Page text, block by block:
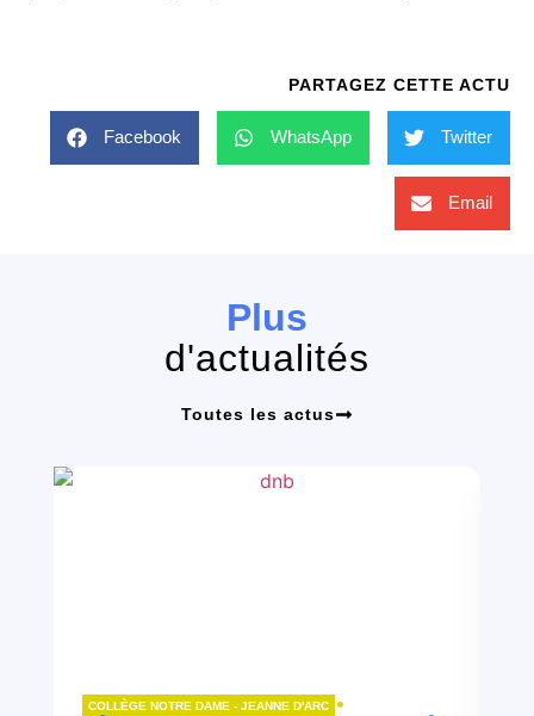
PARTAGEZ CETTE ACTU
Facebook WhatsApp Twitter
Email
Plus
d'actualités
Toutes les actus
COLLÈGE NOTRE DAME - JEANNE D'ARC •